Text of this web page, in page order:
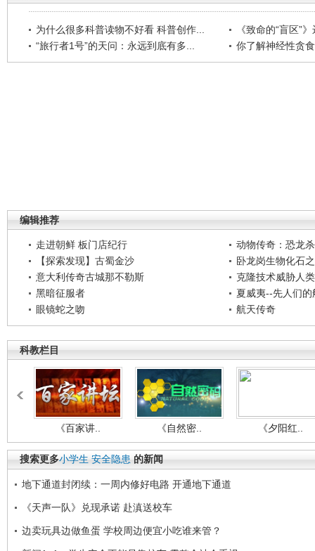
为什么很多科普读物不好看 科普创作...
《致命的“盲区”
“旅行者1号”的天问：永远到底有多...
你了解神经性贪
编辑推荐
走进朝鲜 板门店纪行
动物传奇：恐龙
【探索发现】古蜀金沙
卧龙岗生物化石
意大利传奇古城那不勒斯
克隆技术威胁人
黑暗征服者
夏威夷--先人们的
眼镜蛇之吻
航天传奇
科教栏目
《百家讲.. 《自然密.. 《夕阳红..
搜索更多小学生 安全隐患 的新闻
地下通道封闭续：一周内修好电路 开通地下通道
《天声一队》兑现承诺 赴滇送校车
边卖玩具边做鱼蛋 学校周边便宜小吃谁来管？